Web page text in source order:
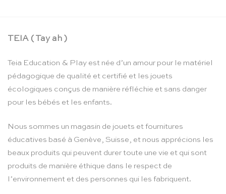
TEIA ( Tay ah )
Teia Education & Play est née d’un amour pour le matériel
pédagogique de qualité et certifié et les jouets
écologiques conçus de manière réfléchie et sans danger
pour les bébés et les enfants.
Nous sommes un magasin de jouets et fournitures
éducatives basé à Genève, Suisse, et nous apprécions les
beaux produits qui peuvent durer toute une vie et qui sont
produits de manière éthique dans le respect de
l’environnement et des personnes qui les fabriquent.